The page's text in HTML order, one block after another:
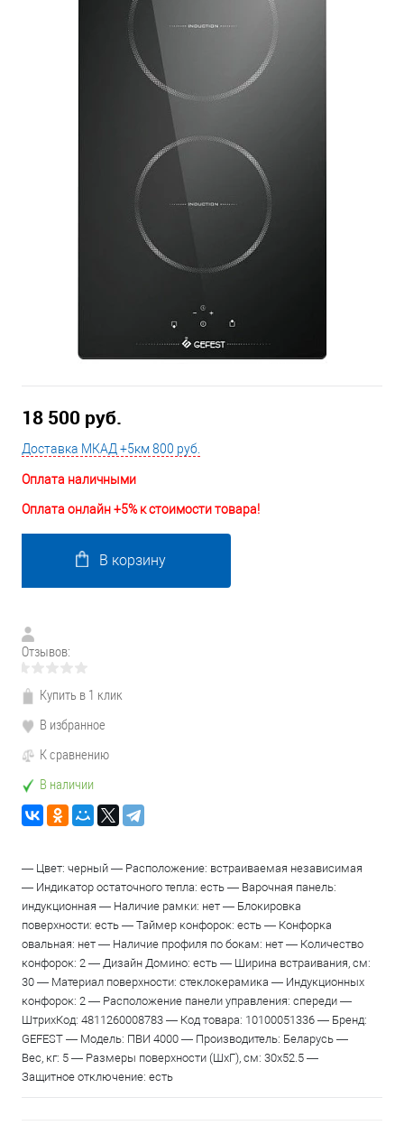
18 500 руб.
Доставка МКАД +5км 800 руб.
Оплата наличными
Оплата онлайн +5% к стоимости товара!
В корзину
Отзывов:
Купить в 1 клик
В избранное
К сравнению
В наличии
— Цвет: черный — Расположение: встраиваемая независимая
— Индикатор остаточного тепла: есть — Варочная панель:
индукционная — Наличие рамки: нет — Блокировка
поверхности: есть — Таймер конфорок: есть — Конфорка
овальная: нет — Наличие профиля по бокам: нет — Количество
конфорок: 2 — Дизайн Домино: есть — Ширина встраивания, см:
30 — Материал поверхности: стеклокерамика — Индукционных
конфорок: 2 — Расположение панели управления: спереди —
ШтрихКод: 4811260008783 — Код товара: 10100051336 — Бренд:
GEFEST — Модель: ПВИ 4000 — Производитель: Беларусь —
Вес, кг: 5 — Размеры поверхности (ШхГ), см: 30х52.5 —
Защитное отключение: есть